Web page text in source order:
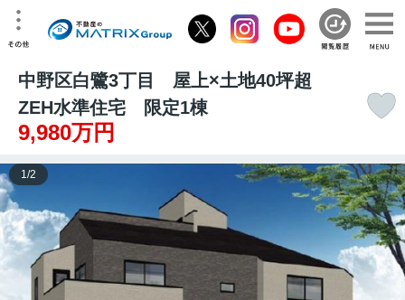
中野区白鷺3丁目 屋上×土地40坪超
ZEH水準住宅 限定1棟
9,980万円
1/2